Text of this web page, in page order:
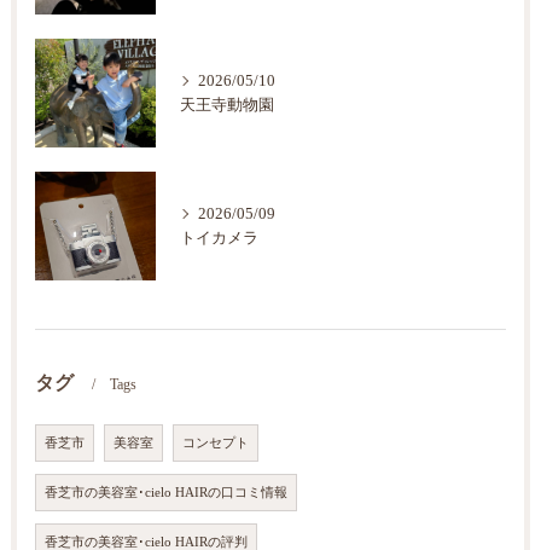
2026/05/10
天王寺動物園
2026/05/09
トイカメラ
タグ Tags
香芝市 美容室 コンセプト
香芝市の美容室･cielo HAIRの口コミ情報
香芝市の美容室･cielo HAIRの評判